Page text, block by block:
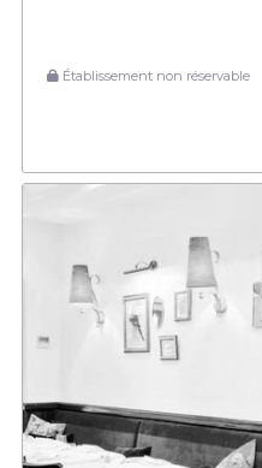
Établissement non réservable